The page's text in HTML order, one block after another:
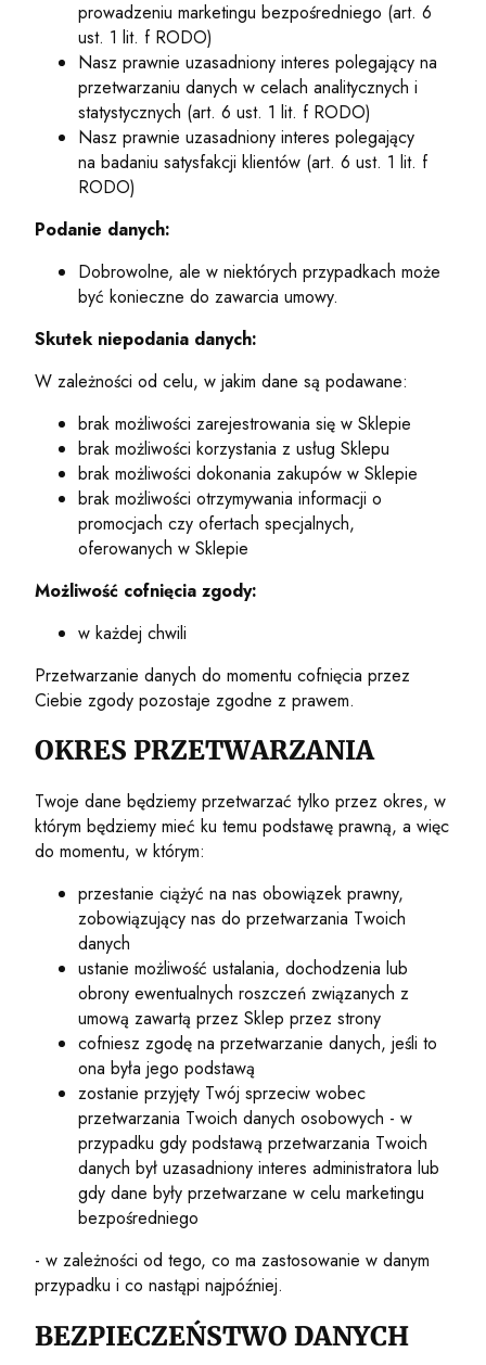
prowadzeniu marketingu bezpośredniego (art. 6
ust. 1 lit. f RODO)
Nasz prawnie uzasadniony interes polegający na
przetwarzaniu danych w celach analitycznych i
statystycznych (art. 6 ust. 1 lit. f RODO)
Nasz prawnie uzasadniony interes polegający
na badaniu satysfakcji klientów (art. 6 ust. 1 lit. f
RODO)
Podanie danych:
Dobrowolne, ale w niektórych przypadkach może
być konieczne do zawarcia umowy.
Skutek niepodania danych:
W zależności od celu, w jakim dane są podawane:
brak możliwości zarejestrowania się w Sklepie
brak możliwości korzystania z usług Sklepu
brak możliwości dokonania zakupów w Sklepie
brak możliwości otrzymywania informacji o
promocjach czy ofertach specjalnych,
oferowanych w Sklepie
Możliwość cofnięcia zgody:
w każdej chwili
Przetwarzanie danych do momentu cofnięcia przez
Ciebie zgody pozostaje zgodne z prawem.
OKRES PRZETWARZANIA
Twoje dane będziemy przetwarzać tylko przez okres, w
którym będziemy mieć ku temu podstawę prawną, a więc
do momentu, w którym:
przestanie ciążyć na nas obowiązek prawny,
zobowiązujący nas do przetwarzania Twoich
danych
ustanie możliwość ustalania, dochodzenia lub
obrony ewentualnych roszczeń związanych z
umową zawartą przez Sklep przez strony
cofniesz zgodę na przetwarzanie danych, jeśli to
ona była jego podstawą
zostanie przyjęty Twój sprzeciw wobec
przetwarzania Twoich danych osobowych - w
przypadku gdy podstawą przetwarzania Twoich
danych był uzasadniony interes administratora lub
gdy dane były przetwarzane w celu marketingu
bezpośredniego
- w zależności od tego, co ma zastosowanie w danym
przypadku i co nastąpi najpóźniej.
BEZPIECZEŃSTWO DANYCH